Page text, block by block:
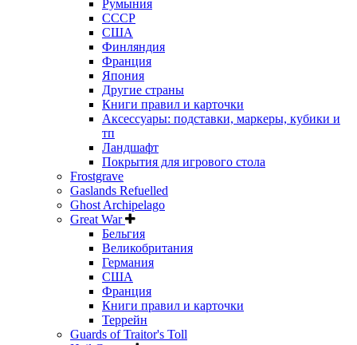
Румыния
СССР
США
Финляндия
Франция
Япония
Другие страны
Книги правил и карточки
Аксессуары: подставки, маркеры, кубики и
тп
Ландшафт
Покрытия для игрового стола
Frostgrave
Gaslands Refuelled
Ghost Archipelago
Great War
Бельгия
Великобритания
Германия
США
Франция
Книги правил и карточки
Террейн
Guards of Traitor's Toll